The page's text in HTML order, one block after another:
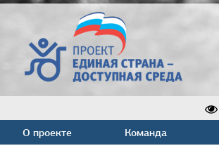
О проекте Команда